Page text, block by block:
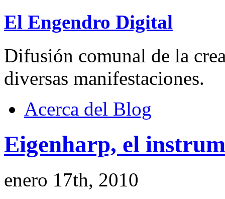
El Engendro Digital
Difusión comunal de la
diversas manifestaciones.
Acerca del Blog
Eigenharp, el
enero 17th, 2010